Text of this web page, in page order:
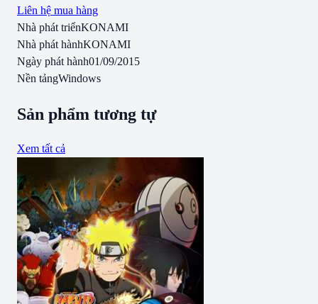
Liên hệ mua hàng
Nhà phát triểnKONAMI
Nhà phát hànhKONAMI
Ngày phát hành01/09/2015
Nền tảngWindows
Sản phẩm tương tự
Xem tất cả